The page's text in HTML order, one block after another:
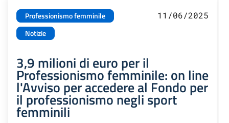
Professionismo femminile
Notizie
11/06/2025
3,9 milioni di euro per il
Professionismo femminile: on line
l'Avviso per accedere al Fondo per
il professionismo negli sport
femminili